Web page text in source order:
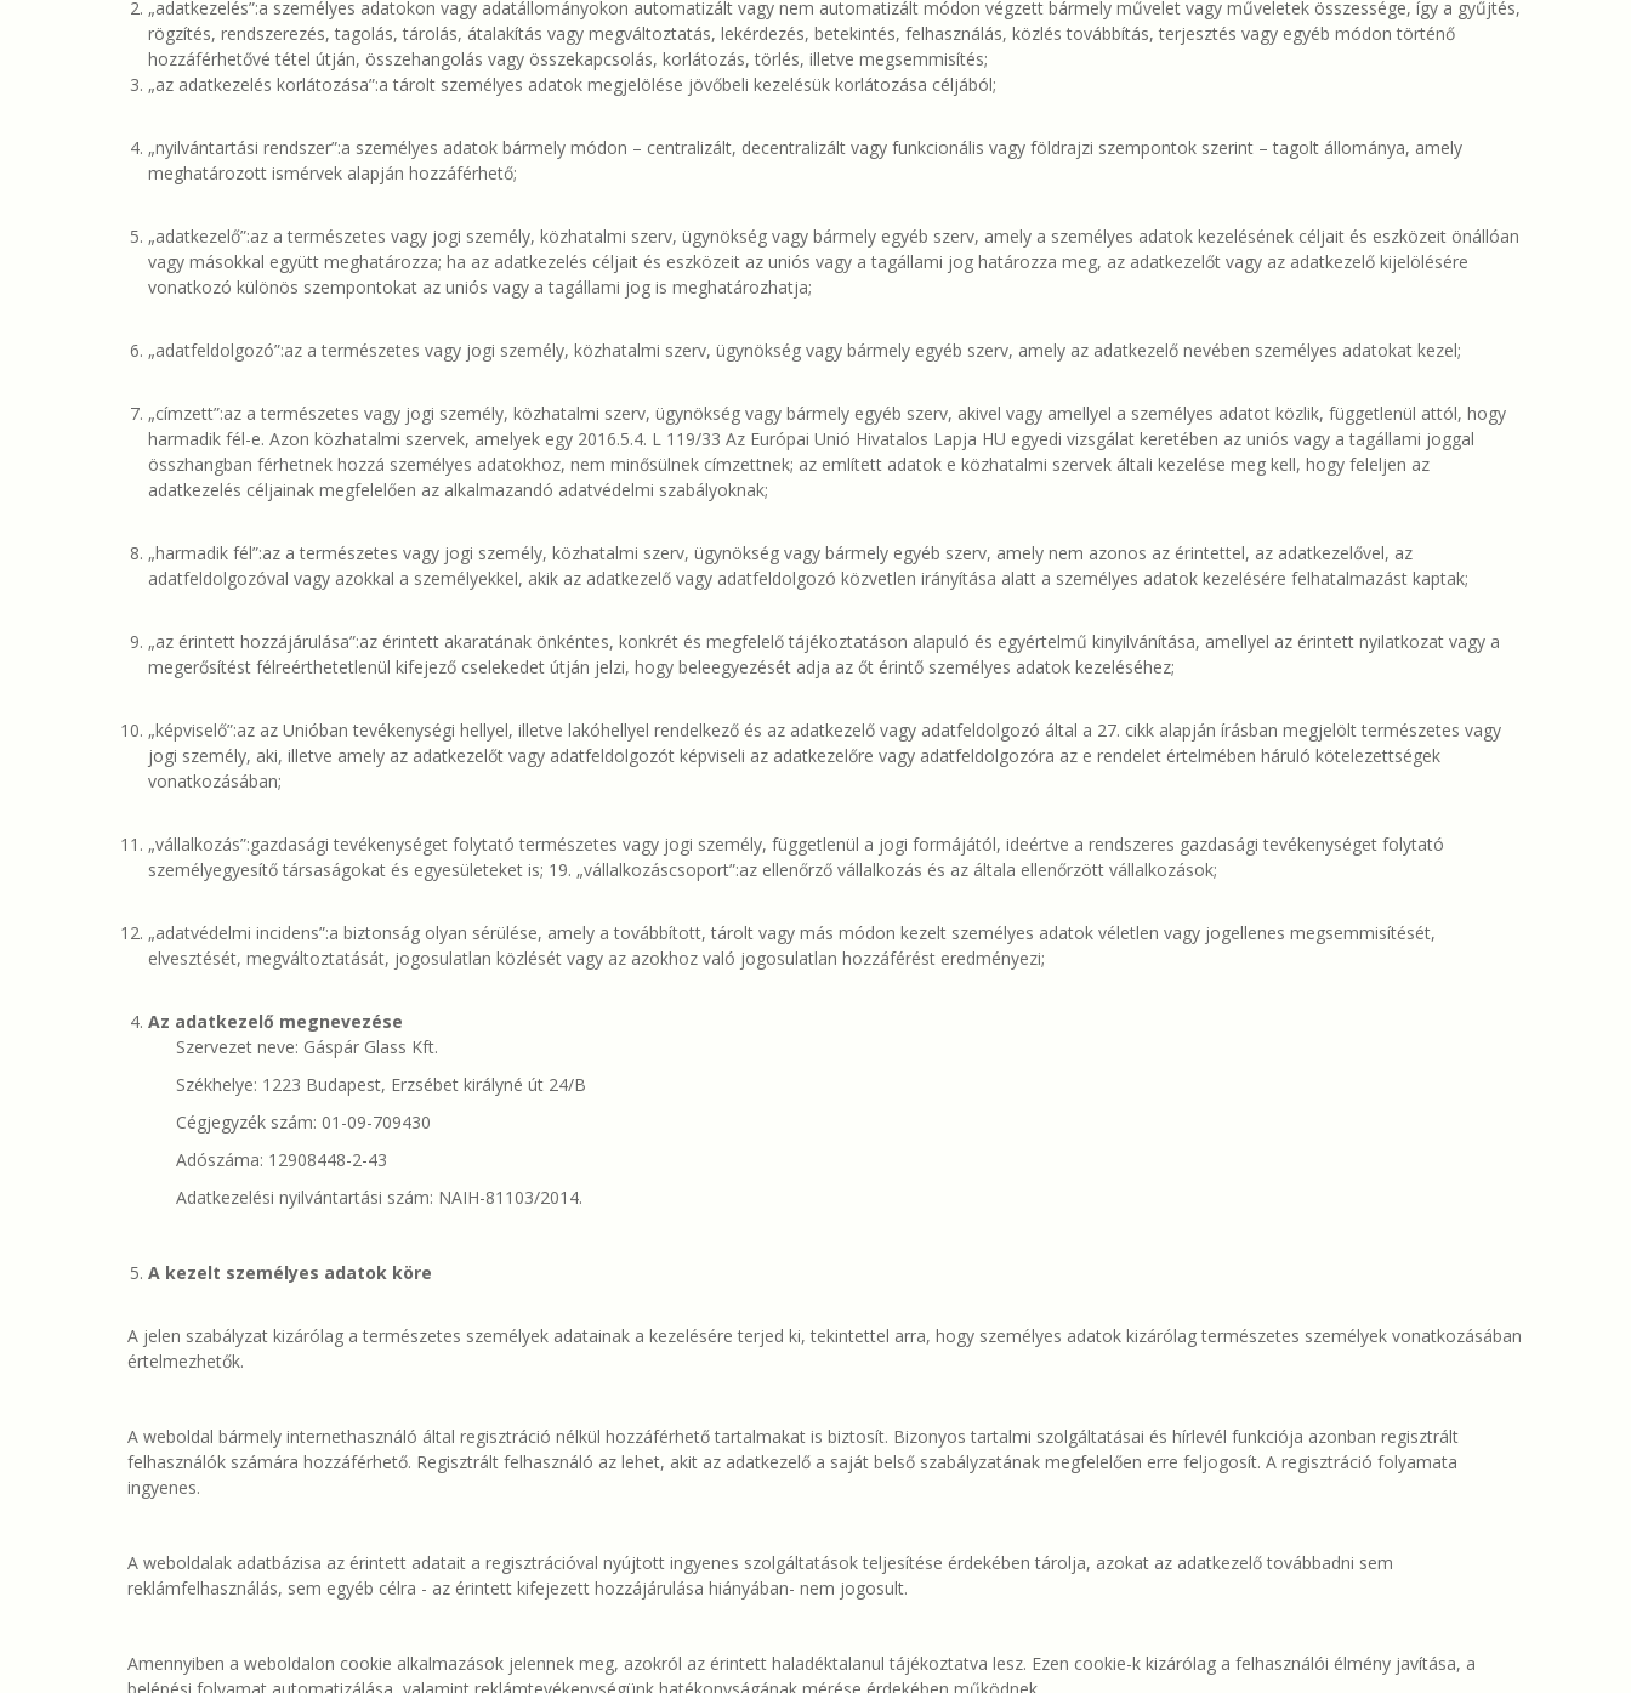
„adatkezelés”:a személyes adatokon vagy adatállományokon automatizált vagy nem automatizált módon végzett bármely művelet vagy műveletek összessége, így a gyűjtés,
rögzítés, rendszerezés, tagolás, tárolás, átalakítás vagy megváltoztatás, lekérdezés, betekintés, felhasználás, közlés továbbítás, terjesztés vagy egyéb módon történő
hozzáférhetővé tétel útján, összehangolás vagy összekapcsolás, korlátozás, törlés, illetve megsemmisítés;
„az adatkezelés korlátozása”:a tárolt személyes adatok megjelölése jövőbeli kezelésük korlátozása céljából;
„nyilvántartási rendszer”:a személyes adatok bármely módon – centralizált, decentralizált vagy funkcionális vagy földrajzi szempontok szerint – tagolt állománya, amely
meghatározott ismérvek alapján hozzáférhető;
„adatkezelő”:az a természetes vagy jogi személy, közhatalmi szerv, ügynökség vagy bármely egyéb szerv, amely a személyes adatok kezelésének céljait és eszközeit önállóan
vagy másokkal együtt meghatározza; ha az adatkezelés céljait és eszközeit az uniós vagy a tagállami jog határozza meg, az adatkezelőt vagy az adatkezelő kijelölésére
vonatkozó különös szempontokat az uniós vagy a tagállami jog is meghatározhatja;
„adatfeldolgozó”:az a természetes vagy jogi személy, közhatalmi szerv, ügynökség vagy bármely egyéb szerv, amely az adatkezelő nevében személyes adatokat kezel;
„címzett”:az a természetes vagy jogi személy, közhatalmi szerv, ügynökség vagy bármely egyéb szerv, akivel vagy amellyel a személyes adatot közlik, függetlenül attól, hogy
harmadik fél-e. Azon közhatalmi szervek, amelyek egy 2016.5.4. L 119/33 Az Európai Unió Hivatalos Lapja HU egyedi vizsgálat keretében az uniós vagy a tagállami joggal
összhangban férhetnek hozzá személyes adatokhoz, nem minősülnek címzettnek; az említett adatok e közhatalmi szervek általi kezelése meg kell, hogy feleljen az
adatkezelés céljainak megfelelően az alkalmazandó adatvédelmi szabályoknak;
„harmadik fél”:az a természetes vagy jogi személy, közhatalmi szerv, ügynökség vagy bármely egyéb szerv, amely nem azonos az érintettel, az adatkezelővel, az
adatfeldolgozóval vagy azokkal a személyekkel, akik az adatkezelő vagy adatfeldolgozó közvetlen irányítása alatt a személyes adatok kezelésére felhatalmazást kaptak;
„az érintett hozzájárulása”:az érintett akaratának önkéntes, konkrét és megfelelő tájékoztatáson alapuló és egyértelmű kinyilvánítása, amellyel az érintett nyilatkozat vagy a
megerősítést félreérthetetlenül kifejező cselekedet útján jelzi, hogy beleegyezését adja az őt érintő személyes adatok kezeléséhez;
„képviselő”:az az Unióban tevékenységi hellyel, illetve lakóhellyel rendelkező és az adatkezelő vagy adatfeldolgozó által a 27. cikk alapján írásban megjelölt természetes vagy
jogi személy, aki, illetve amely az adatkezelőt vagy adatfeldolgozót képviseli az adatkezelőre vagy adatfeldolgozóra az e rendelet értelmében háruló kötelezettségek
vonatkozásában;
„vállalkozás”:gazdasági tevékenységet folytató természetes vagy jogi személy, függetlenül a jogi formájától, ideértve a rendszeres gazdasági tevékenységet folytató
személyegyesítő társaságokat és egyesületeket is; 19. „vállalkozáscsoport”:az ellenőrző vállalkozás és az általa ellenőrzött vállalkozások;
„adatvédelmi incidens”:a biztonság olyan sérülése, amely a továbbított, tárolt vagy más módon kezelt személyes adatok véletlen vagy jogellenes megsemmisítését,
elvesztését, megváltoztatását, jogosulatlan közlését vagy az azokhoz való jogosulatlan hozzáférést eredményezi;
Az adatkezelő megnevezése
Szervezet neve: Gáspár Glass Kft.
Székhelye: 1223 Budapest, Erzsébet királyné út 24/B
Cégjegyzék szám: 01-09-709430
Adószáma: 12908448-2-43
Adatkezelési nyilvántartási szám: NAIH-81103/2014.
A kezelt személyes adatok köre
A jelen szabályzat kizárólag a természetes személyek adatainak a kezelésére terjed ki, tekintettel arra, hogy személyes adatok kizárólag természetes személyek vonatkozásában
értelmezhetők.
A weboldal bármely internethasználó által regisztráció nélkül hozzáférhető tartalmakat is biztosít. Bizonyos tartalmi szolgáltatásai és hírlevél funkciója azonban regisztrált
felhasználók számára hozzáférhető. Regisztrált felhasználó az lehet, akit az adatkezelő a saját belső szabályzatának megfelelően erre feljogosít. A regisztráció folyamata
ingyenes.
A weboldalak adatbázisa az érintett adatait a regisztrációval nyújtott ingyenes szolgáltatások teljesítése érdekében tárolja, azokat az adatkezelő továbbadni sem
reklámfelhasználás, sem egyéb célra - az érintett kifejezett hozzájárulása hiányában- nem jogosult.
Amennyiben a weboldalon cookie alkalmazások jelennek meg, azokról az érintett haladéktalanul tájékoztatva lesz. Ezen cookie-k kizárólag a felhasználói élmény javítása, a